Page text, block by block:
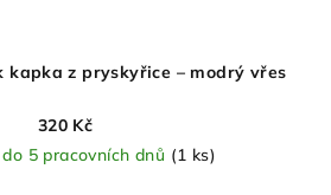
kapka z pryskyřice – modrý vřes
320 Kč
5 pracovních dnů (1 ks)